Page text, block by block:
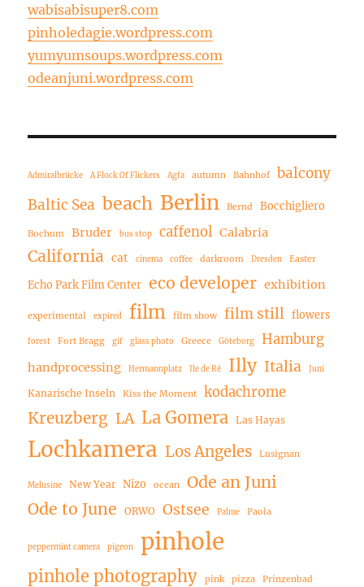
wabisabisuper8.com
pinholedagie.wordpress.com
yumyumsoups.wordpress.com
odeanjuni.wordpress.com
Admiralbrücke A Flock Of Flickers Agfa autumn Bahnhof
balcony
Baltic Sea beach Berlin Bernd Bocchigliero
Bochum Bruder bus stop caffenol Calabria
California cat cinema coffee darkroom Dresden Easter
Echo Park Film Center eco developer exhibition
experimental expired film film show film still flowers
forest Fort Bragg gif glass photo Greece Göteborg Hamburg
handprocessing Hermannplatz Ile de Ré Illy Italia Juni
Kanarische Inseln Kiss the Moment kodachrome
Kreuzberg LA La Gomera Las Hayas
Lochkamera Los Angeles Lusignan
Melusine New Year Nizo ocean
Ode an Juni
Ode to June
ORWO Ostsee Palme Paola
peppermint camera pigeon pinhole
pinhole photography pink pizza Prinzenbad